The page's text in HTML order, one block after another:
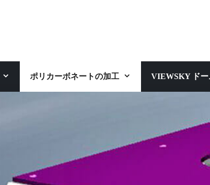
ポリカーボネートの加工 VIEWSKY ドー